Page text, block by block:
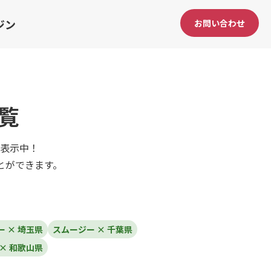
ン お問い合わせ
示中！
できます。
× 埼玉県
スムージー × 千葉県
和歌山県